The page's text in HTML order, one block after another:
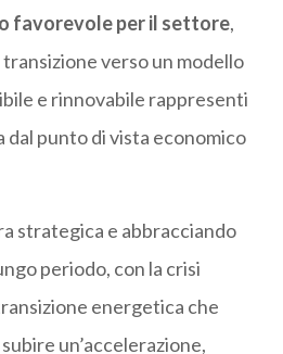
favorevole per il settore,
verso un modello
e rinnovabile rappresenti
dal punto di vista economico
strategica e abbracciando
periodo, con la crisi
energetica che
un’accelerazione,